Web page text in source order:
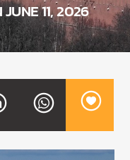
11, 2026